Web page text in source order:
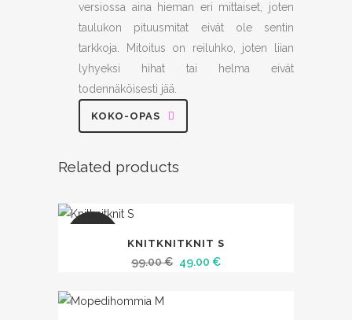
versiossa aina hieman eri mittaiset, joten
taulukon pituusmitat eivät ole sentin
tarkkoja. Mitoitus on reiluhko, joten liian
lyhyeksi hihat tai helma eivät
todennäköisesti jää.
KOKO-OPAS
Related products
KNITKNITKNIT S
99.00€ Alkuperäinen
49.00 €Nykyinen